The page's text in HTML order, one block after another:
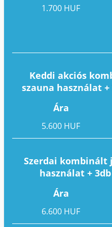
1.700 HUF
Keddi akciós
szauna használat
Ára
5.600 HUF
Szerdai kombinált
használat +
Ára
6.600 HUF